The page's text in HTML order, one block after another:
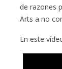
de razones
Arts a no
En este